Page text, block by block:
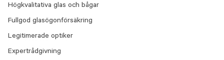
Högkvalitativa glas och bågar
Fullgod glasögonförsäkring
Legitimerade optiker
Expertrådgivning